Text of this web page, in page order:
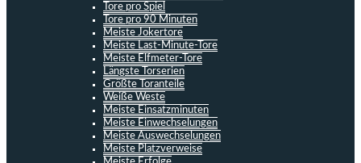
Tore pro Spiel
Tore pro 90 Minuten
Meiste Jokertore
Meiste Last-Minute-Tore
Meiste Elfmeter-Tore
Längste Torserien
Größte Toranteile
Weiße Weste
Meiste Einsatzminuten
Meiste Einwechselungen
Meiste Auswechselungen
Meiste Platzverweise